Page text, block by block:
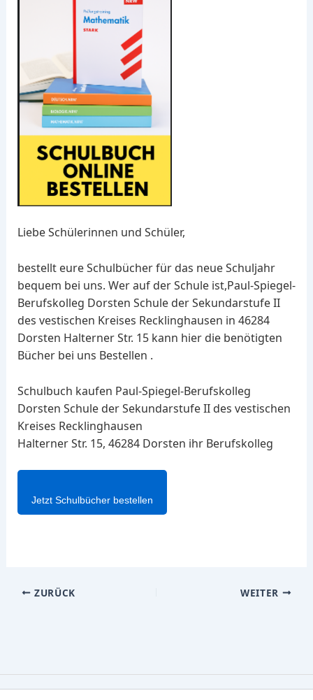
Liebe Schülerinnen und Schüler,
bestellt eure Schulbücher für das neue Schuljahr
bequem bei uns. Wer auf der Schule ist,Paul-Spiegel-
Berufskolleg Dorsten Schule der Sekundarstufe II
des vestischen Kreises Recklinghausen in 46284
Dorsten Halterner Str. 15 kann hier die benötigten
Bücher bei uns Bestellen .
Schulbuch kaufen Paul-Spiegel-Berufskolleg
Dorsten Schule der Sekundarstufe II des vestischen
Kreises Recklinghausen
Halterner Str. 15, 46284 Dorsten ihr Berufskolleg
Jetzt Schulbücher bestellen
ZURÜCK WEITER